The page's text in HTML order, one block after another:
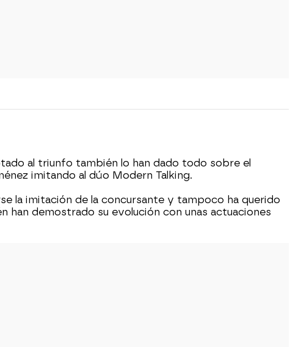
al triunfo también lo han dado todo sobre el
imitando al dúo Modern Talking.
la imitación de la concursante y tampoco ha querido
han demostrado su evolución con unas actuaciones